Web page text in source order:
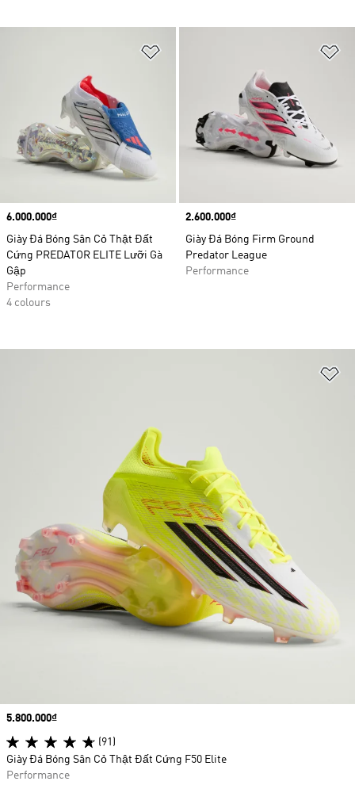
Price
6.000.000₫
Giày Đá Bóng Sân Cỏ Thật Đất
Cứng PREDATOR ELITE Lưỡi Gà
Gập
Performance
4 colours
Price
2.600.000₫
Giày Đá Bóng Firm Ground
Predator League
Performance
Price
5.800.000₫
(91)
Giày Đá Bóng Sân Cỏ Thật Đất Cứng F50 Elite
Performance